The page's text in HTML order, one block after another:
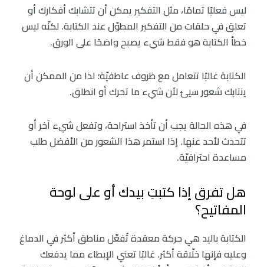
ليس فعليًا تمامًا، مثل التفكير يمكن أن تتشابك أفكارك أو
تعلق في حلقات من التفكير المطوّل عند الكتابة. لكنّه ليس
خطأ الكتابة هو فقط شيء يصبح واضحًا على الورق.
الكتابة غالبًا تتعامل مع ظروف عاطفيّة؛ لذا من الممكن أن
ينتابك شعور سيئ لأن شيء ما تحرك أو انطلق.
في هذه الحالة يجب أن تأخذ استراحة، وتفعل شيء آخر أو
تتحدث لأحد عنها. إذا استمر هذا الشعور من الأفضل طلب
مساعدة احترافيّة.
هل تفرق إذا كتبتِ بيدك أو على لوحة
المفاتيح؟
الكتابة باليد هي حركة معقدة تُفعِّل مناطق أكثر في الدماغ
وعليه فإنها خلّاقة أكثر. غالبًا تعني الإبطاء مما يدفعك